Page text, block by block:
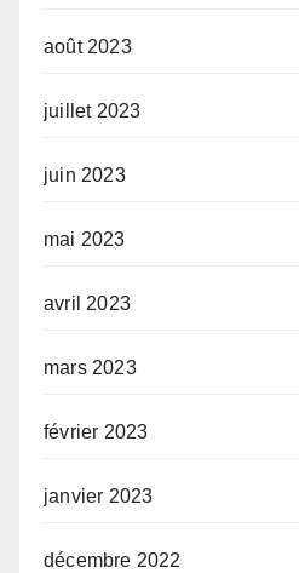
août 2023
juillet 2023
juin 2023
mai 2023
avril 2023
mars 2023
février 2023
janvier 2023
décembre 2022